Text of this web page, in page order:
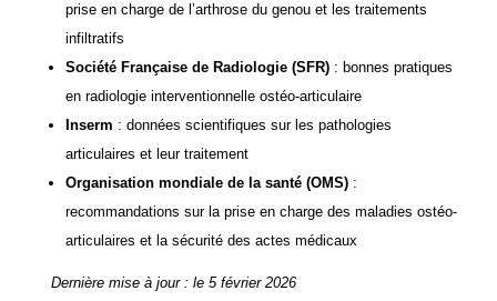
prise en charge de l’arthrose du genou et les traitements
infiltratifs
Société Française de Radiologie (SFR) : bonnes pratiques
en radiologie interventionnelle ostéo-articulaire
Inserm : données scientifiques sur les pathologies
articulaires et leur traitement
Organisation mondiale de la santé (OMS) :
recommandations sur la prise en charge des maladies ostéo-
articulaires et la sécurité des actes médicaux
Dernière mise à jour : le 5 février 2026